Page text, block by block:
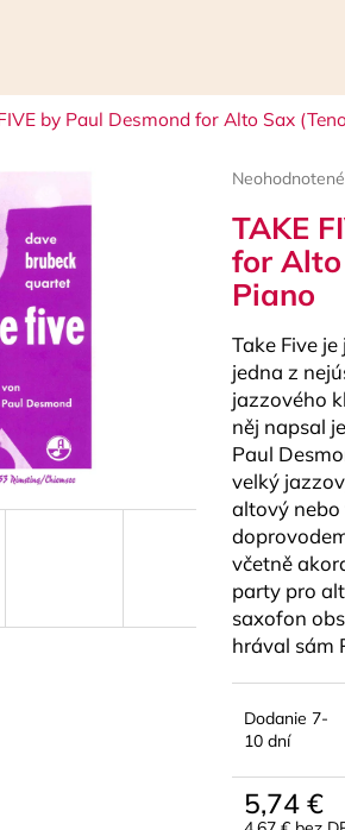
by Paul Desmond for Alto Sax
Priemerné
produktu
je
0,0
z
5
hviezdičiek.
Neohodnotené
TAKE
for Alto
Piano
Take Five
jedna z
jazzového
něj napsal
Paul
velký
altový
včetně
party pro
saxofon
hrával sám
Dodanie 7-
10 dní
5,74 €
VANDOREN JAVA
NA ALT SAXOFÓN